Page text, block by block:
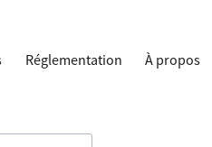
Réglementation À propos